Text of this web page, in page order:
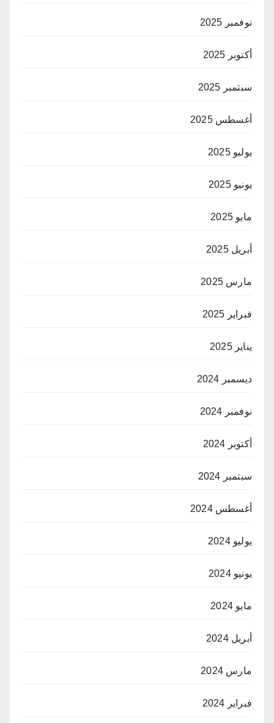
نوفمبر 2025
أكتوبر 2025
سبتمبر 2025
أغسطس 2025
يوليو 2025
يونيو 2025
مايو 2025
أبريل 2025
مارس 2025
فبراير 2025
يناير 2025
ديسمبر 2024
نوفمبر 2024
أكتوبر 2024
سبتمبر 2024
أغسطس 2024
يوليو 2024
يونيو 2024
مايو 2024
أبريل 2024
مارس 2024
فبراير 2024